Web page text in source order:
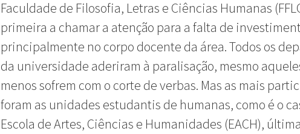
Faculdade de Filosofia, Letras e Ciências Humanas
primeira a chamar a atenção para a falta de
principalmente no corpo docente da área. Todos os
da universidade aderiram à paralisação, mesmo
menos sofrem com o corte de verbas. Mas as mais
foram as unidades estudantis de humanas, como é o
Escola de Artes, Ciências e Humanidades (EACH),